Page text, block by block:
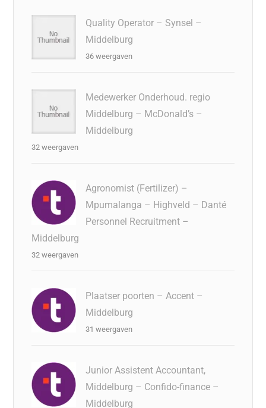
Quality Operator – Synsel –
Middelburg
36 weergaven
Medewerker Onderhoud. regio
Middelburg – McDonald’s –
Middelburg
32 weergaven
Agronomist (Fertilizer) –
Mpumalanga – Highveld – Danté
Personnel Recruitment –
Middelburg
32 weergaven
Plaatser poorten – Accent –
Middelburg
31 weergaven
Junior Assistent Accountant,
Middelburg – Confido-finance –
Middelburg